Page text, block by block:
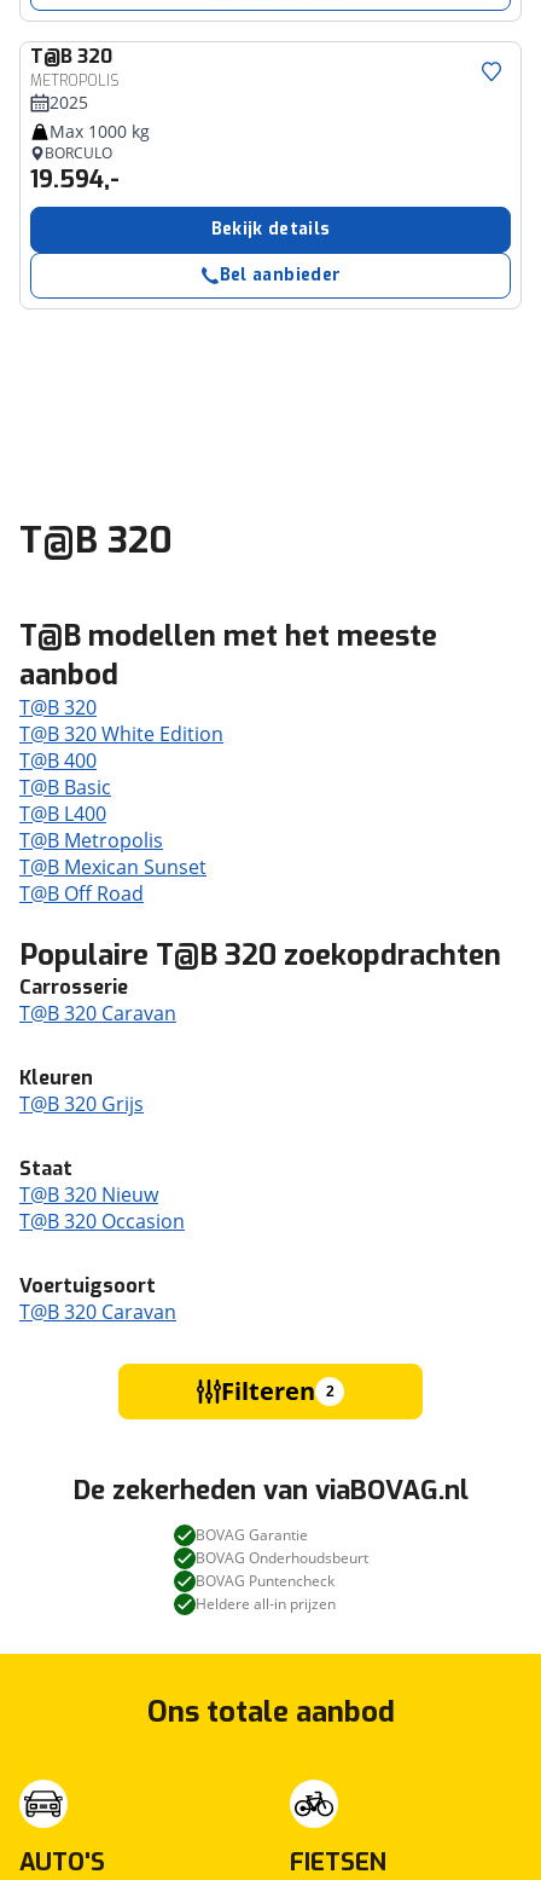
T@B320
METROPOLIS
2025
Max 1000 kg
BORCULO
19.594,-
Bekijk details
Bel aanbieder
T@B 320
T@B modellen met het meeste
aanbod
T@B 320
T@B 320 White Edition
T@B 400
T@B Basic
T@B L400
T@B Metropolis
T@B Mexican Sunset
T@B Off Road
Populaire T@B 320 zoekopdrachten
Carrosserie
T@B 320 Caravan
Kleuren
T@B 320 Grijs
Staat
T@B 320 Nieuw
T@B 320 Occasion
Voertuigsoort
T@B 320 Caravan
Filteren 2
De zekerheden van viaBOVAG.nl
BOVAG Garantie
BOVAG Onderhoudsbeurt
BOVAG Puntencheck
Heldere all-in prijzen
Ons totale aanbod
AUTO'S FIETSEN